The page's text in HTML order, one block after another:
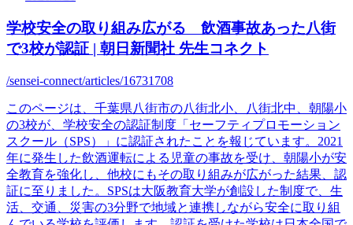
学校安全の取り組み広がる 飲酒事故あった八街
で3校が認証 | 朝日新聞社 先生コネクト
/sensei-connect/articles/16731708
このページは、千葉県八街市の八街北小、八街北中、朝陽小
の3校が、学校安全の認証制度「セーフティプロモーション
スクール（SPS）」に認証されたことを報じています。2021
年に発生した飲酒運転による児童の事故を受け、朝陽小が安
全教育を強化し、他校にもその取り組みが広がった結果、認
証に至りました。SPSは大阪教育大学が創設した制度で、生
活、交通、災害の3分野で地域と連携しながら安全に取り組